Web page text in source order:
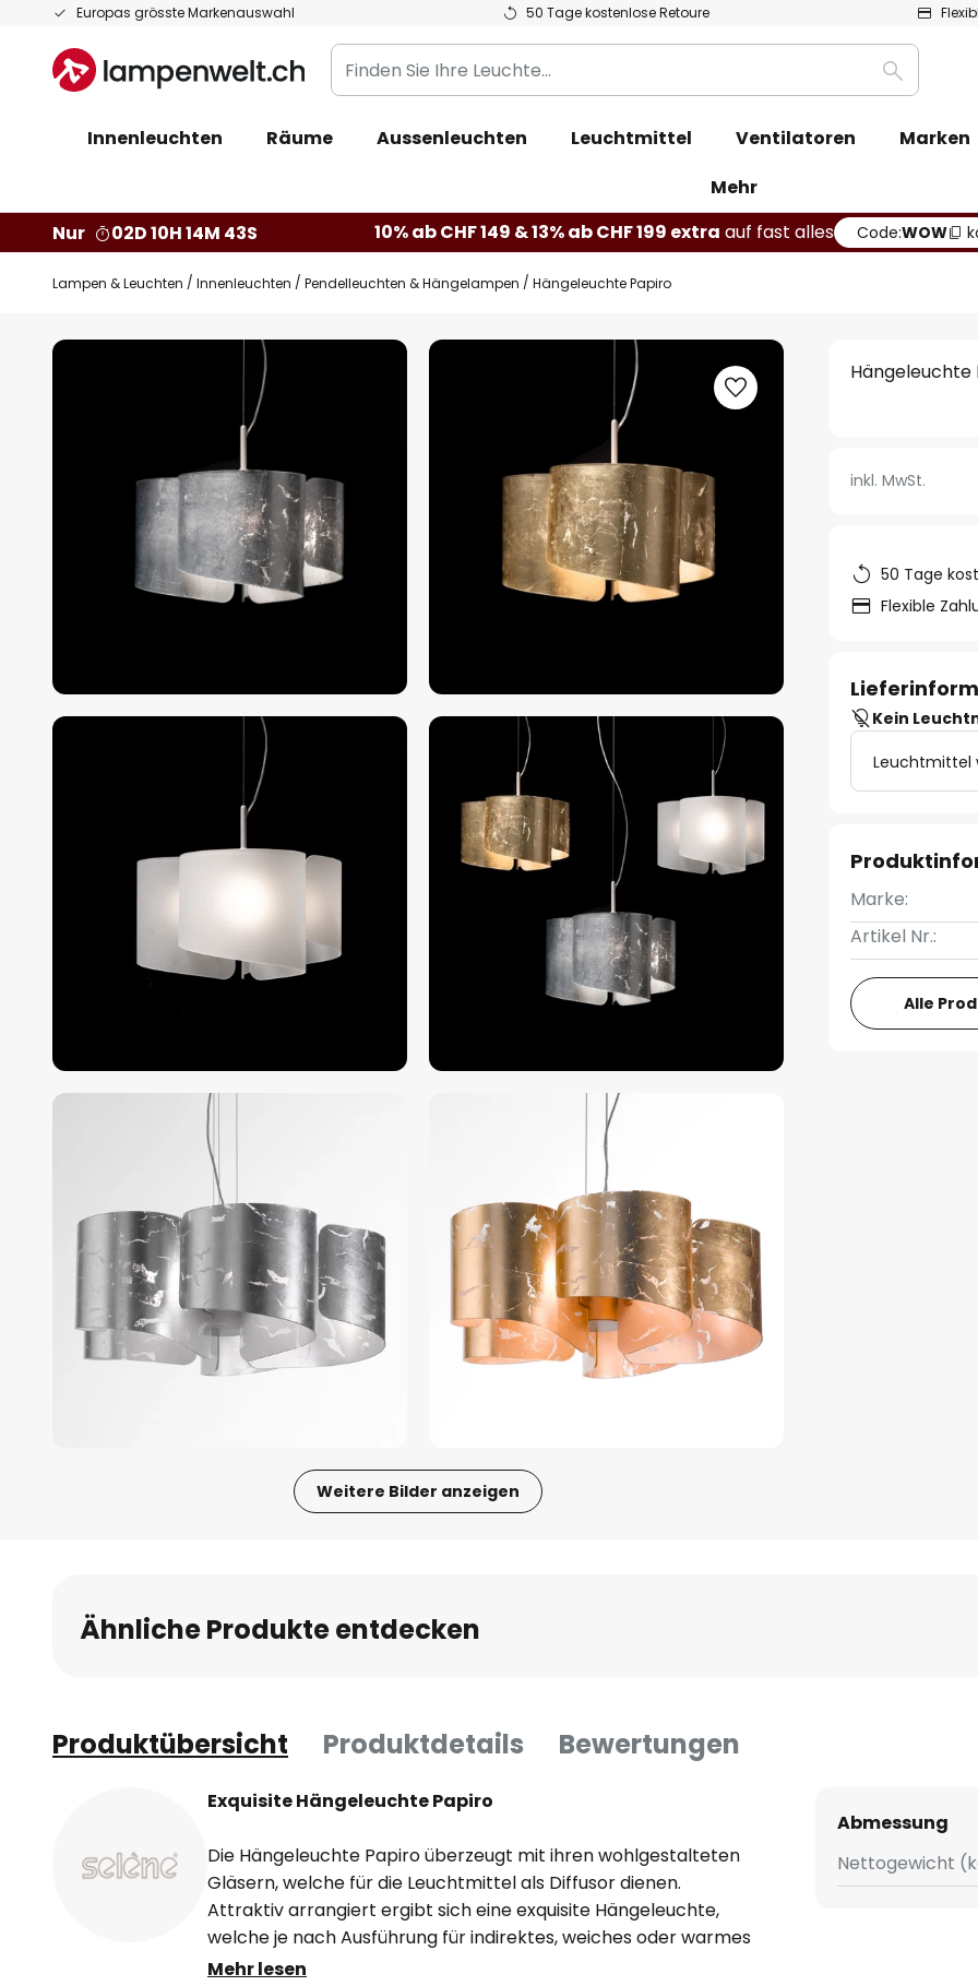
Europas grösste Markenauswahl 50 Tage kostenlose Retoure
Zum
springen
Finden
Sie
Leuchte...
Suche
Innenleuchten Räume Aussenleuchten Leuchtmittel Ventilatoren
Marken
Mehr
Nur
02D 10H 14M 42S 10% ab CHF 149 & 13% ab CHF 199 extra auf fast alles Code:WOW
Lampen & Leuchten Innenleuchten Pendelleuchten & Hängelampen Hängeleuchte Papiro
Zum
Weitere Bilder anzeigen
Bildgalerie
springen
Hängeleuchte
inkl. MwSt.
50 Tage
Flexible
Kein
Leuchtmittel
Marke:
Artikel Nr.:
Alle
Ähnliche Produkte entdecken
Produktübersicht Produktdetails Bewertungen
Exquisite Hängeleuchte Papiro
Die Hängeleuchte Papiro überzeugt mit ihren wohlgestalteten
Gläsern, welche für die Leuchtmittel als Diffusor dienen.
Attraktiv arrangiert ergibt sich eine exquisite Hängeleuchte,
welche je nach Ausführung für indirektes, weiches oder warmes
Licht sorgt.
Mehr lesen
Abmessung
Nettogewicht